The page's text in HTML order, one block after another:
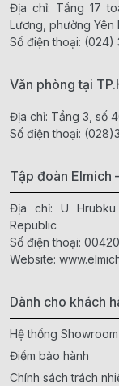
Địa chỉ: Tầng 17
Lương, phường Yên
Số điện thoại: (024)
Văn phòng tại
Địa chỉ: Tầng 3, số
Số điện thoại:
Tập đoàn Elmich
Địa chỉ: U
Republic
Số điện thoại:
Website:
Dành cho khách
Hệ thống Showroom
Điểm bảo hành
Chính sách trách